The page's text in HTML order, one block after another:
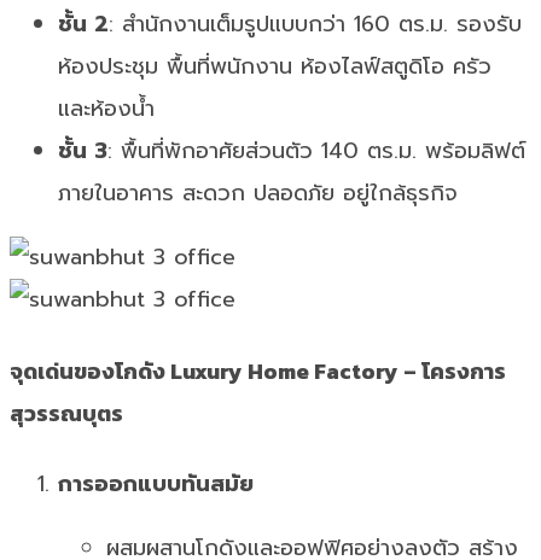
ชั้น 2: สำนักงานเต็มรูปแบบกว่า 160 ตร.ม. รองรับ
ห้องประชุม พื้นที่พนักงาน ห้องไลฟ์สตูดิโอ ครัว
และห้องน้ำ
ชั้น 3: พื้นที่พักอาศัยส่วนตัว 140 ตร.ม. พร้อมลิฟต์
ภายในอาคาร สะดวก ปลอดภัย อยู่ใกล้ธุรกิจ
จุดเด่นของโกดัง Luxury Home Factory – โครงการ
สุวรรณบุตร
การออกแบบทันสมัย
ผสมผสานโกดังและออฟฟิศอย่างลงตัว สร้าง